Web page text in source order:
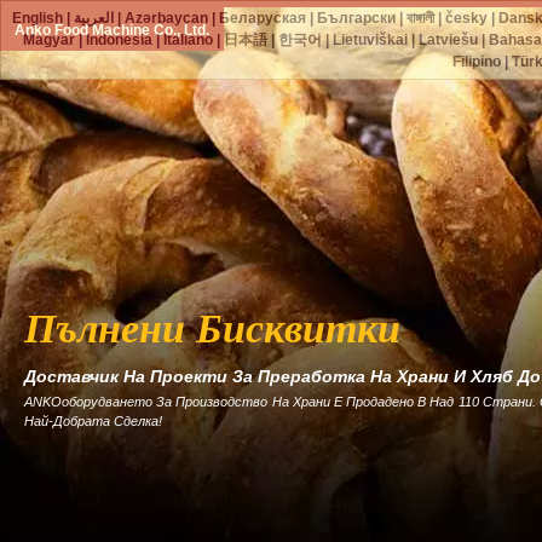
Anko Food Machine Co., Ltd.
Пълнени Бисквитки
Доставчик На Проекти За Преработка На Храни И Хляб
ANKOоборудването За Производство На Храни Е Продадено В Над 110
Най-Добрата Сделка!
English العربية |Azərbaycan Беларуская Български |বাঙ্গালী|česky
Magyar|Indonesia| Italiano| 日本語|한국어|Lietuviškai|Latviešu|
Filipino|